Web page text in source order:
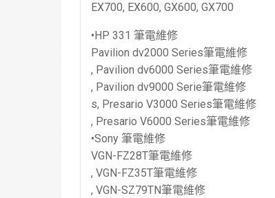
EX700, EX600, GX600, GX700
•HP 331 筆電維修
Pavilion dv2000 Series筆電維修
, Pavilion dv6000 Series筆電維修
, Pavilion dv9000 Serie筆電維修
s, Presario V3000 Series筆電維修
, Presario V6000 Series筆電維修
•Sony 筆電維修
VGN-FZ28T筆電維修
, VGN-FZ35T筆電維修
, VGN-SZ79TN筆電維修